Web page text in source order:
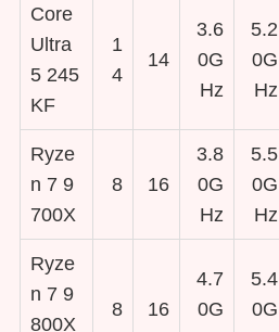
Core
Ultra
5 245
KF
1
4
14
3.6
0G
Hz
5.2
0G
Hz
Ryze
n 7 9
700X
8 16
3.8
0G
Hz
5.5
0G
Hz
Ryze
n 7 9
800X
8 16
4.7
0G
5.4
0G